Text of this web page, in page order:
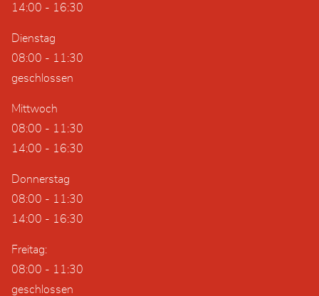
14:00 - 16:30
Dienstag
08:00 - 11:30
geschlossen
Mittwoch
08:00 - 11:30
14:00 - 16:30
Donnerstag
08:00 - 11:30
14:00 - 16:30
Freitag:
08:00 - 11:30
geschlossen